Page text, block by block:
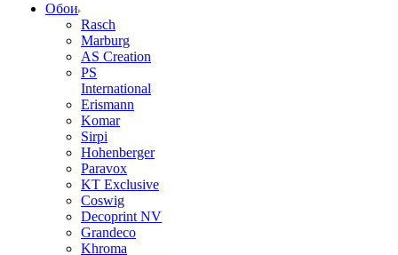
Обои
Rasch
Marburg
AS Creation
PS
International
Erismann
Komar
Sirpi
Hohenberger
Paravox
KT Exclusive
Coswig
Decoprint NV
Grandeco
Khroma